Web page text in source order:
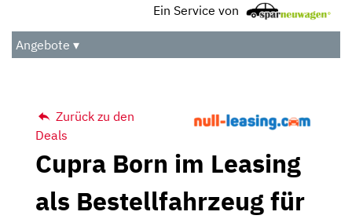
Audio
Das Beste
Ein Service von
Angebote ▾
Zurück zu den
Deals
Cupra Born im Leasing
als Bestellfahrzeug für